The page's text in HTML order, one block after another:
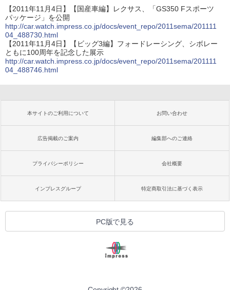
【2011年11月4日】【国産車編】レクサス、「GS350 Fスポーツ
パッケージ」を公開
http://car.watch.impress.co.jp/docs/event_repo/2011sema/201111
04_488730.html
【2011年11月4日】【ビッグ3編】フォードレーシング、シボレー
ともに100周年を記念した展示
http://car.watch.impress.co.jp/docs/event_repo/2011sema/201111
04_488746.html
本サイトのご利用について お問い合わせ
広告掲載のご案内 編集部へのご連絡
プライバシーポリシー 会社概要
インプレスグループ 特定商取引法に基づく表示
PC版で見る